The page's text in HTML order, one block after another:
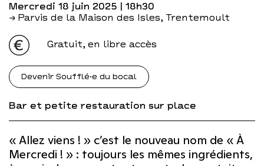
mercredi 18 juin 2025 | 18h30
→ Parvis de la Maison des Isles, Trentemoult
Gratuit, en libre accès
Devenir Soufflé·e du bocal
Bar et petite restauration sur place
« Allez viens ! » c’est le nouveau nom de « À
Mercredi ! » : toujours les mêmes ingrédients,